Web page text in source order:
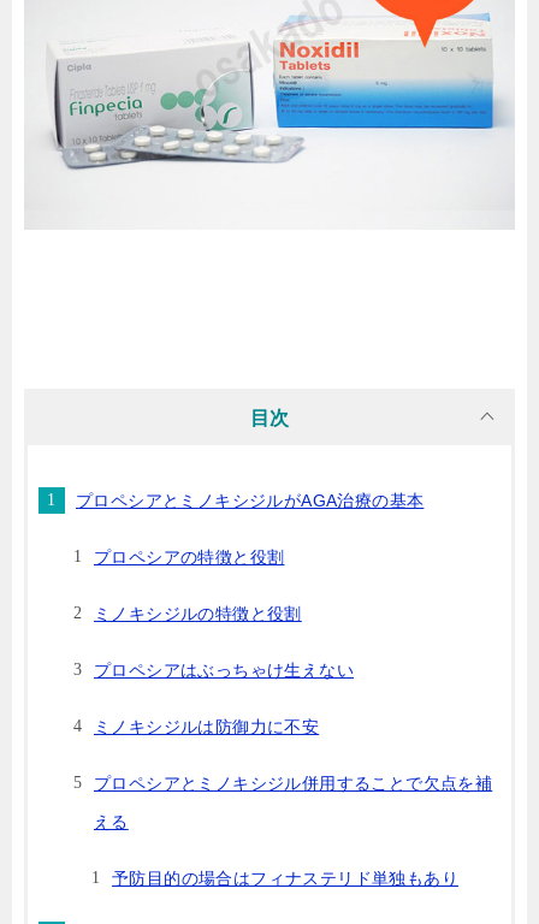
目次
プロペシアとミノキシジルがAGA治療の基本
プロペシアの特徴と役割
ミノキシジルの特徴と役割
プロペシアはぶっちゃけ生えない
ミノキシジルは防御力に不安
プロペシアとミノキシジル併用することで欠点を補
える
予防目的の場合はフィナステリド単独もあり